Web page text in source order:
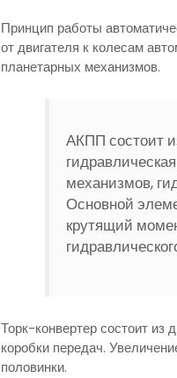
Принцип работы
от двигателя к колесам
планетарных механизмов.
АКПП состоит
механизмов,
Основной
крутящий
Торк-конвертер состоит из
коробки передач.
половинки.